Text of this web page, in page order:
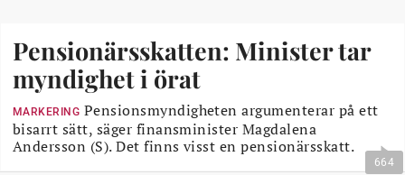
Pensionärsskatten: Minister tar
myndighet i örat
MARKERING Pensionsmyndigheten argumenterar på ett
bisarrt sätt, säger finansminister Magdalena
Andersson (S). Det finns visst en pensionärsskatt.
664